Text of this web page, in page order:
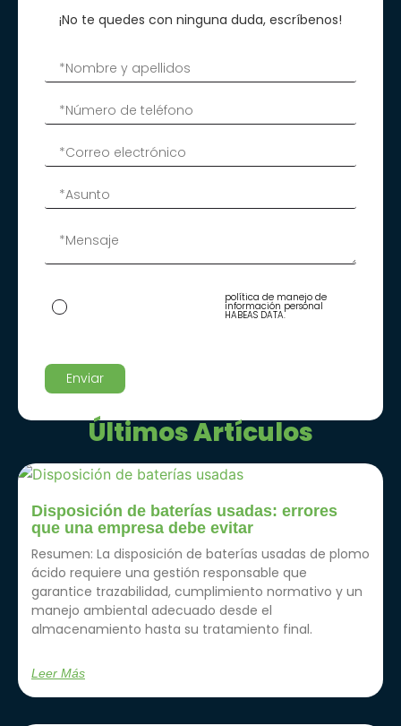
¡No te quedes con ninguna duda, escríbenos!
política de manejo de
información personal
HABEAS DATA.
Últimos Artículos
Disposición de baterías usadas: errores
que una empresa debe evitar
Resumen: La disposición de baterías usadas de plomo
ácido requiere una gestión responsable que
garantice trazabilidad, cumplimiento normativo y un
manejo ambiental adecuado desde el
almacenamiento hasta su tratamiento final.
Leer Más